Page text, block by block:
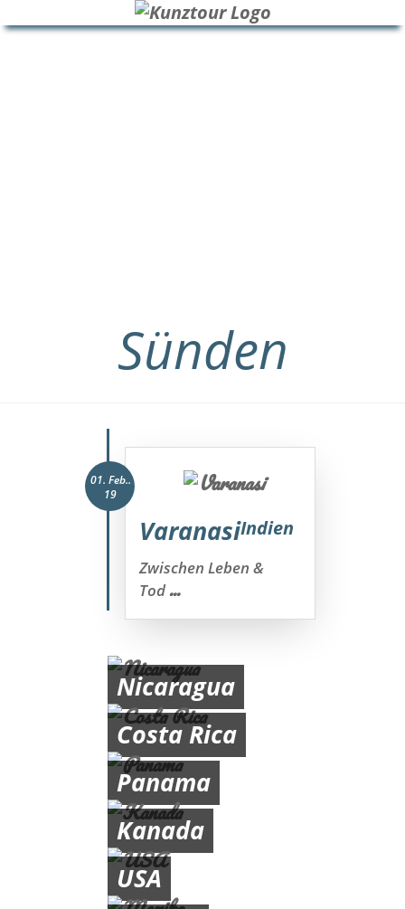
Sünden
01. Feb..
19
VaranasiIndien
Zwischen Leben &
Tod...
Nicaragua
Costa Rica
Panama
Kanada
USA